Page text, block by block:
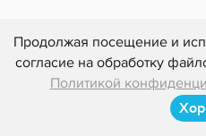
Продолжая посещение и
согласие на обработку
Политикой